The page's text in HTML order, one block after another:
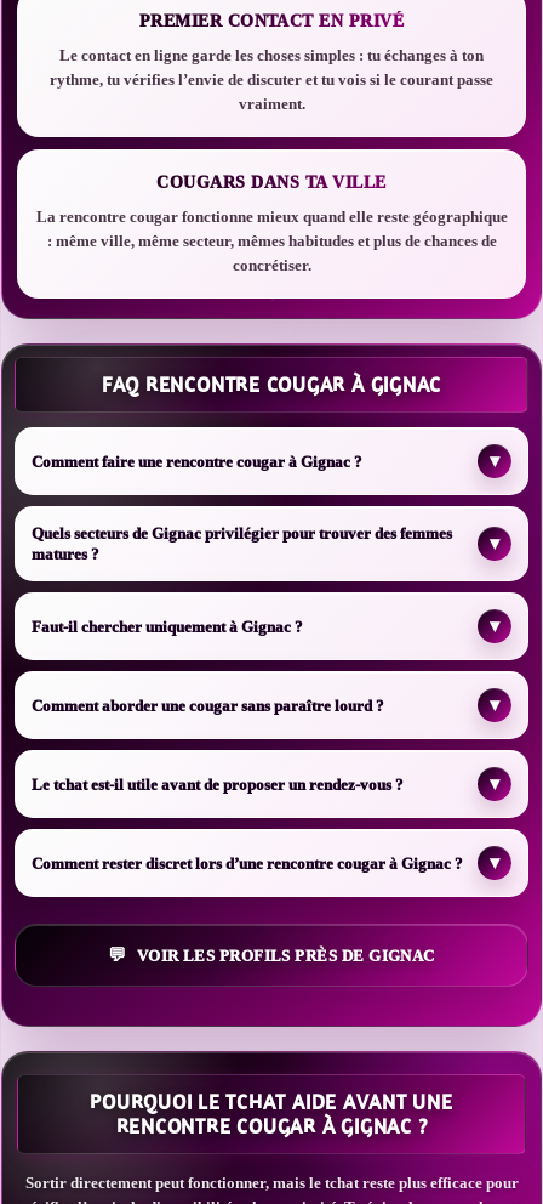
PREMIER CONTACT EN PRIVÉ
Le contact en ligne garde les choses simples : tu échanges à ton
rythme, tu vérifies l’envie de discuter et tu vois si le courant passe
vraiment.
COUGARS DANS TA VILLE
La rencontre cougar fonctionne mieux quand elle reste géographique
: même ville, même secteur, mêmes habitudes et plus de chances de
concrétiser.
FAQ RENCONTRE COUGAR À GIGNAC
Comment faire une rencontre cougar à Gignac ? ▾
Quels secteurs de Gignac privilégier pour trouver des femmes
matures ?
▾
Faut-il chercher uniquement à Gignac ? ▾
Comment aborder une cougar sans paraître lourd ? ▾
Le tchat est-il utile avant de proposer un rendez-vous ? ▾
Comment rester discret lors d’une rencontre cougar à Gignac ? ▾
VOIR LES PROFILS PRÈS DE GIGNAC
POURQUOI LE TCHAT AIDE AVANT UNE
RENCONTRE COUGAR À GIGNAC ?
Sortir directement peut fonctionner, mais le tchat reste plus efficace pour